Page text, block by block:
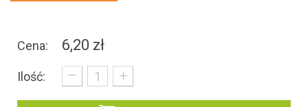
Cena: 6,20 zł
Ilość:
_ +